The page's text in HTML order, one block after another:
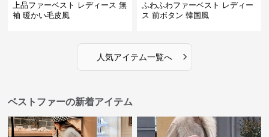
上品ファーベスト レディース 無
袖 暖かい毛皮風
ふわふわファーベスト レディー
ス 前ボタン 韓国風
人気アイテム一覧へ ›
ベストファーの新着アイテム